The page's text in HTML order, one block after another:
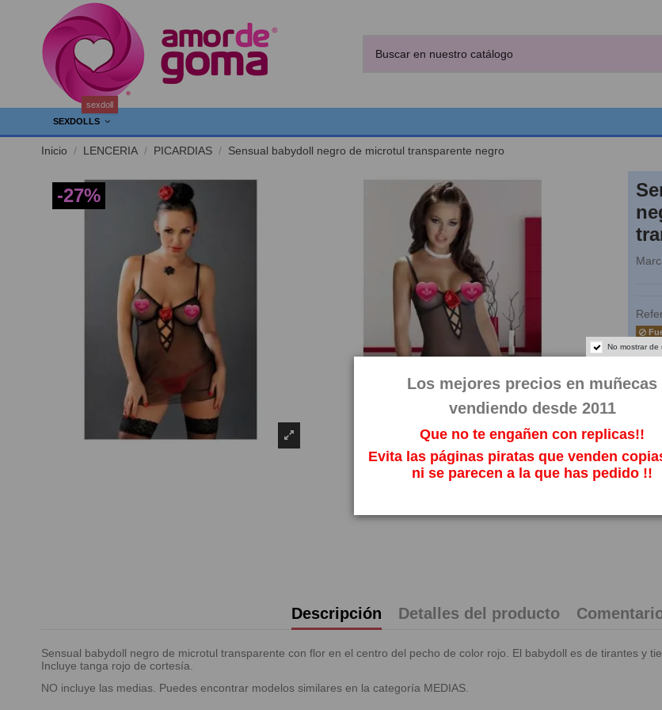
SEXDOLLS
sexdoll
Inicio LENCERIA PICARDIAS Sensual babydoll negro de microtul transparente negro
-27%
Descripción Detalles del producto
Sensual babydoll negro de microtul transparente con flor en el centro del pecho de color rojo. El babydoll es de tirantes y
Incluye tanga rojo de cortesía.
NO incluye las medias. Puedes encontrar modelos similares en la categoría MEDIAS.
No mostrar de
Los mejores precios en muñecas
vendiendo desde 2011
Que no te engañen con replicas!!
Evita las páginas piratas que venden
ni se parecen a la que has pedido !!